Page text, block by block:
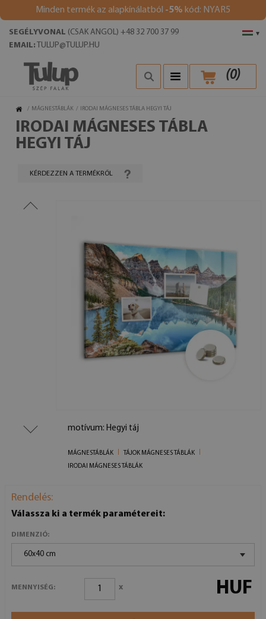
Minden termék az alapkínálatból -5% kód: NYAR5
▾
SEGÉLYVONAL (CSAK ANGOL) +48 32 700 37 99
EMAIL: TULUP@TULUP.HU
(0)
/ MÁGNESTÁBLÁK / IRODAI MÁGNESES TÁBLA HEGYI TÁJ
IRODAI MÁGNESES TÁBLA
HEGYI TÁJ
KÉRDEZZEN A TERMÉKRŐL
motívum: Hegyi táj
MÁGNESTÁBLÁK
TÁJOK MÁGNESES TÁBLÁK
IRODAI MÁGNESES TÁBLÁK
Rendelés:
Válassza ki a termék paramétereit:
DIMENZIÓ:
60x40 cm
MENNYISÉG: x HUF